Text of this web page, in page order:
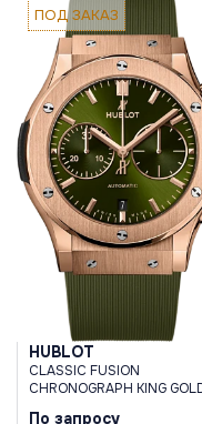
ПОД ЗАКАЗ
HUBLOT
CLASSIC FUSION
CHRONOGRAPH KING
По запросу